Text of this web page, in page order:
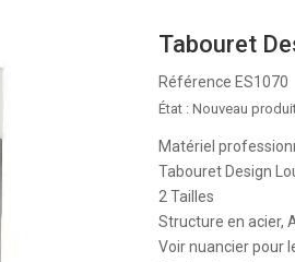
Tabouret
Référence ES1070
État : Nouveau
Matériel
Tabouret Design
2 Tailles
Structure en acier,
Voir nuancier pour